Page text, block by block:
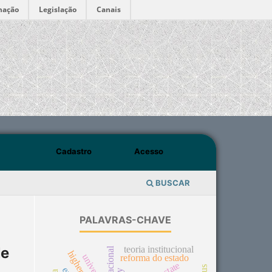
Legislação Canais
BUSCAR
Cadastro Acesso
PALAVRAS-CHAVE
reforma do estado
teoria institucional
state